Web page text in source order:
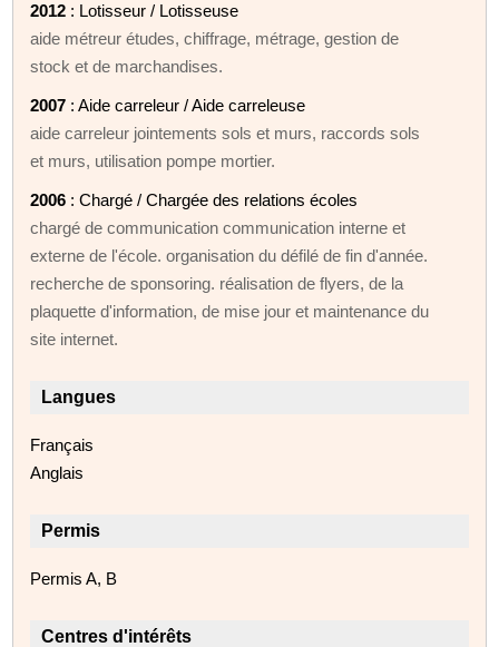
2012 : Lotisseur / Lotisseuse
aide métreur études, chiffrage, métrage, gestion de
stock et de marchandises.
2007 : Aide carreleur / Aide carreleuse
aide carreleur jointements sols et murs, raccords sols
et murs, utilisation pompe mortier.
2006 : Chargé / Chargée des relations écoles
chargé de communication communication interne et
externe de l'école. organisation du défilé de fin d'année.
recherche de sponsoring. réalisation de flyers, de la
plaquette d'information, de mise jour et maintenance du
site internet.
Langues
Français
Anglais
Permis
Permis A, B
Centres d'intérêts